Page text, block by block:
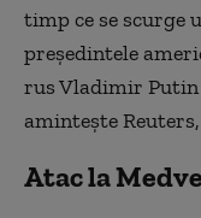
timp ce se scurge
preşedintele
rus Vladimir
amintește
Atac la